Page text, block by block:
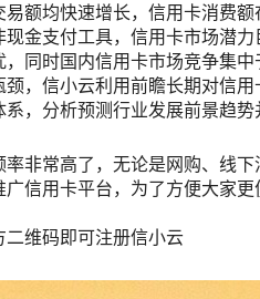
额均快速增长，信用卡消费
金支付工具，信用卡市场潜
同时国内信用卡市场竞争集
，信小云利用前瞻长期对信
，分析预测行业发展前景趋势
非常高了，无论是网购、线
信用卡平台，为了方便大家
维码即可注册信小云